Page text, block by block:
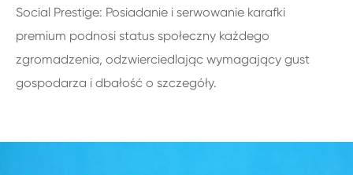
Social Prestige: Posiadanie i serwowanie karafki
premium podnosi status społeczny każdego
zgromadzenia, odzwierciedlając wymagający gust
gospodarza i dbałość o szczegóły.